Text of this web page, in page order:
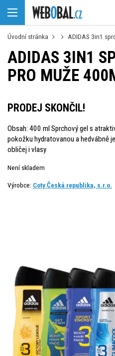
Úvodní stránka ADIDAS 3in1
ADIDAS 3IN1
PRO MUŽE
PRODEJ SKONČIL!
Obsah: 400 ml Sprchový gel s
pokožku hydratovanou a hedvábně
obličej i vlasy
Není skladem
Výrobce: Coty Česká republika, s.r.o.